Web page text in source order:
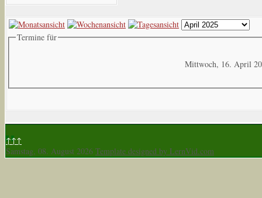
Termine für
Mittwoch, 16. April
↑↑↑
Samstag, 08. August 2026 Template designed by LernVid.com